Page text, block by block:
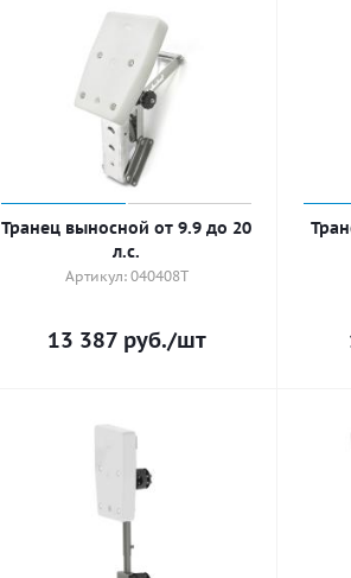
Транец выносной от 9.9 до 20
л.с.
Артикул: 040408T
13 387руб./шт